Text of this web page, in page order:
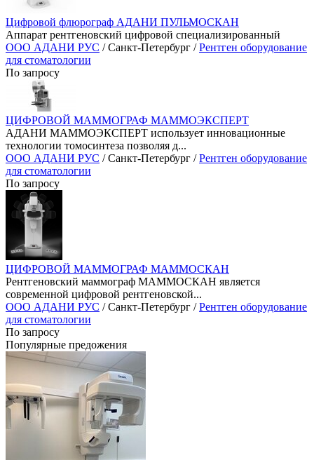
Цифровой флюрограф АДАНИ ПУЛЬМОСКАН
Аппарат рентгеновский цифровой специализированный
ООО АДАНИ РУС / Санкт-Петербург /Рентген оборудование
для стоматологии
По запросу
ЦИФРОВОЙ МАММОГРАФ МАММОЭКСПЕРТ
АДАНИ МАММОЭКСПЕРТ использует инновационные
технологии томосинтеза позволяя д...
ООО АДАНИ РУС / Санкт-Петербург /Рентген оборудование
для стоматологии
По запросу
ЦИФРОВОЙ МАММОГРАФ МАММОСКАН
Рентгеновский маммограф МАММОСКАН является
современной цифровой рентгеновской...
ООО АДАНИ РУС / Санкт-Петербург /Рентген оборудование
для стоматологии
По запросу
Популярные предожения